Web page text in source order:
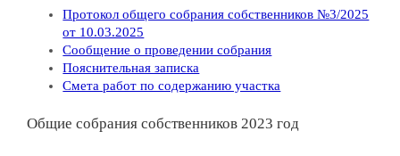
Протокол общего собрания собственников №3/2025
от 10.03.2025
Сообщение о проведении собрания
Пояснительная записка
Смета работ по содержанию участка
Общие собрания собственников 2023 год